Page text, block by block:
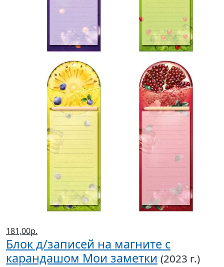
181,00р.
Блок д/записей на магните с
карандашом Мои заметки (2023 г.)